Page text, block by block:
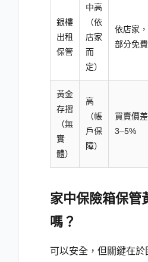
銀樓
出租
保管
中高
（依
店家
而
定）
依店家，
部分免費
黃金
存摺
（無
實
體）
高
（帳
戶保
障）
買賣價差
3–5%
家中保險箱保管
嗎？
可以安全，但關鍵在